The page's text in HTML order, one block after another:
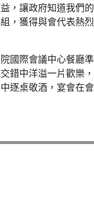
，讓政府知道我們的
，獲得與會代表熱烈
國際會議中心餐廳準
錯中洋溢一片歡樂，
逐桌敬酒，宴會在會